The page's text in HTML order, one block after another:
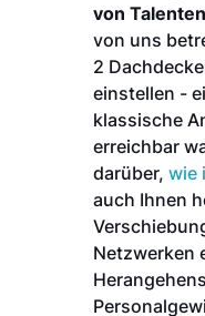
von
von uns
2
einstellen -
klassische
erreichbar
darüber, wie
auch Ihnen
Netzwerken